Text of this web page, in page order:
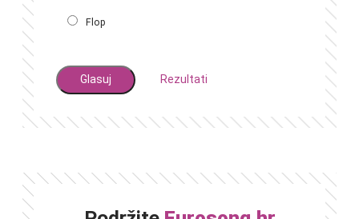
Flop
Rezultati